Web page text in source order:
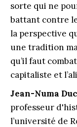
sorte qui ne
battant contre
la perspective
une tradition
qu’il faut
capitaliste et
Jean-Numa
professeur
l’université de